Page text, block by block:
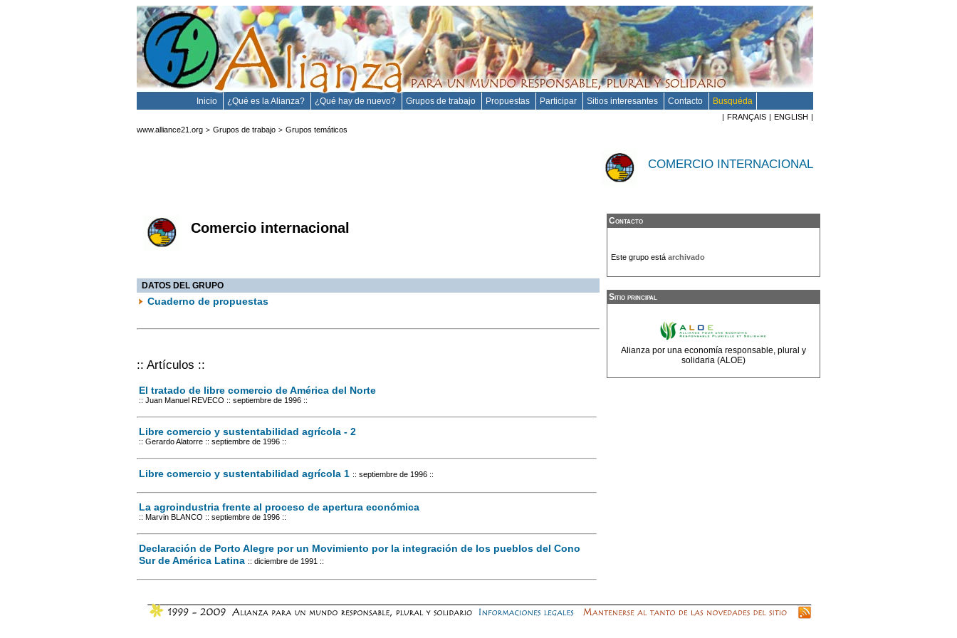
Inicio ¿Qué es la Alianza? ¿Qué hay de nuevo? Grupos de trabajo Propuestas Participar Sitios interesantes Contacto Busquéda
| FRANÇAIS | ENGLISH |
www.alliance21.org > Grupos de trabajo > Grupos temáticos
COMERCIO INTERNACIONAL
Comercio internacional
DATOS DEL GRUPO
Cuaderno de propuestas
:: Artículos ::
El tratado de libre comercio de América del Norte
:: Juan Manuel REVECO :: septiembre de 1996 ::
Libre comercio y sustentabilidad agrícola - 2
:: Gerardo Alatorre :: septiembre de 1996 ::
Libre comercio y sustentabilidad agrícola 1 :: septiembre de 1996 ::
La agroindustria frente al proceso de apertura económica
:: Marvin BLANCO :: septiembre de 1996 ::
Declaración de Porto Alegre por un Movimiento por la integración de los pueblos del Cono
Sur de América Latina :: diciembre de 1991 ::
Contacto
Este grupo está archivado
Sitio principal
Alianza por una economía responsable, plural y
solidaria (ALOE)